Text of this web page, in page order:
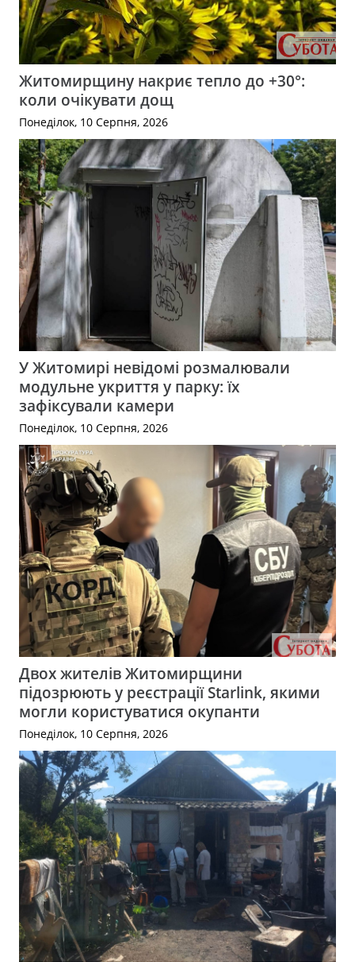
Житомирщину накриє тепло до +30°:
коли очікувати дощ
Понеділок, 10 Серпня, 2026
У Житомирі невідомі розмалювали
модульне укриття у парку: їх
зафіксували камери
Понеділок, 10 Серпня, 2026
Двох жителів Житомирщини
підозрюють у реєстрації Starlink, якими
могли користуватися окупанти
Понеділок, 10 Серпня, 2026